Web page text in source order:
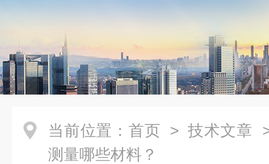
当前位置： 首页 > 技术文章
测量哪些材料？